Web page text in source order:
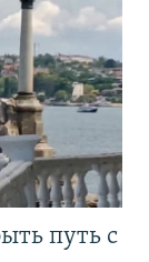
путь с